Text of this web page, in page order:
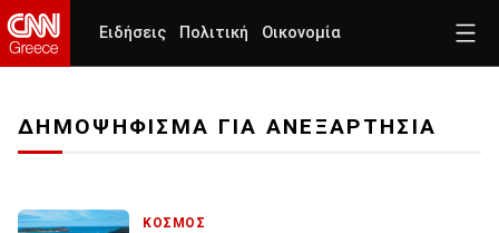
Ειδήσεις Πολιτική Οικονομία
ΔΗΜΟΨΗΦΙΣΜΑ ΓΙΑ ΑΝΕΞΑΡΤΗΣΙΑ
ΚΟΣΜΟΣ